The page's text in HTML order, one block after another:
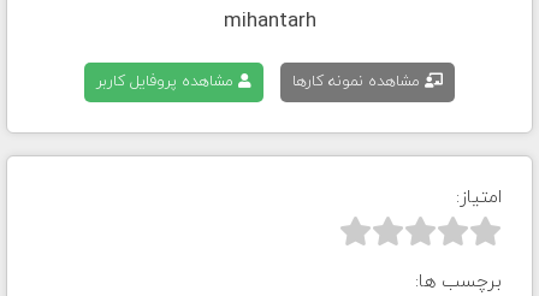
mihantarh
مشاهده نمونه کارها مشاهده پروفایل کاربر
امتیاز:



برچسب ها: